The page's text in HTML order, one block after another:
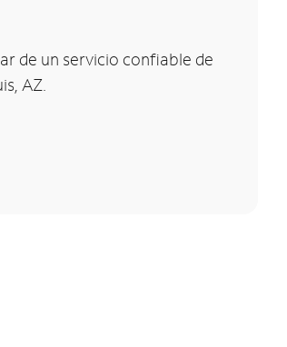
de un servicio confiable de
AZ.